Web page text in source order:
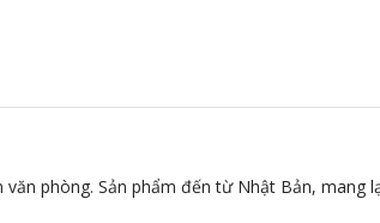
phòng. Sản phẩm đến từ Nhật Bản, mang